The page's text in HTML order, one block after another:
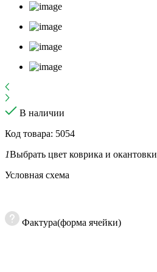
В наличии
Код товара: 5054
1Выбрать цвет коврика и окантовки
Условная схема
Фактура(форма ячейки)